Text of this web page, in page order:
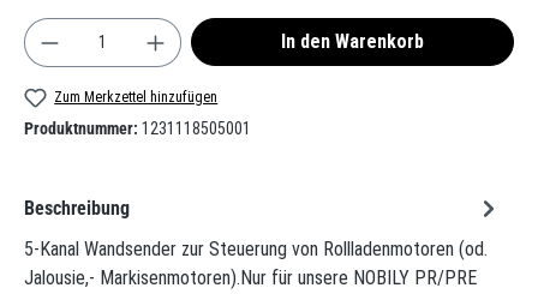
Produkt Anzahl: Gib den gewünschten Wert ein
In den Warenkorb
Zum Merkzettel hinzufügen
Produktnummer: 1231118505001
Beschreibung
5-Kanal Wandsender zur Steuerung von Rollladenmotoren (od.
Jalousie,- Markisenmotoren).Nur für unsere NOBILY PR/PRE